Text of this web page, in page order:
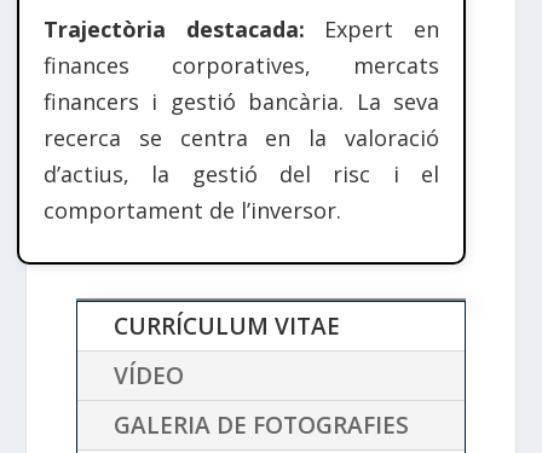
Trajectòria destacada: Expert en
finances corporatives, mercats
financers i gestió bancària. La seva
recerca se centra en la valoració
d’actius, la gestió del risc i el
comportament de l’inversor.
CURRÍCULUM VITAE
VÍDEO
GALERIA DE FOTOGRAFIES